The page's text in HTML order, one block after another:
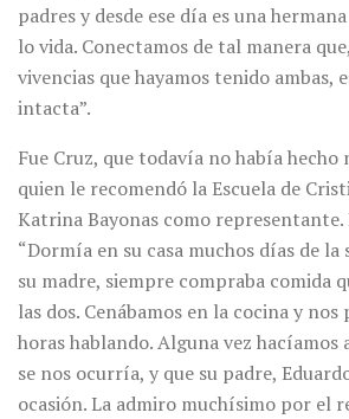
padres y desde ese día es una
lo vida. Conectamos de tal manera
vivencias que hayamos tenido ambas,
intacta”.
Fue Cruz, que todavía no había
quien le recomendó la Escuela de
Katrina Bayonas como representante.
“Dormía en su casa muchos días de la
su madre, siempre compraba comida
las dos. Cenábamos en la cocina y nos
horas hablando. Alguna vez hacíamos
se nos ocurría, y que su padre,
ocasión. La admiro muchísimo por el